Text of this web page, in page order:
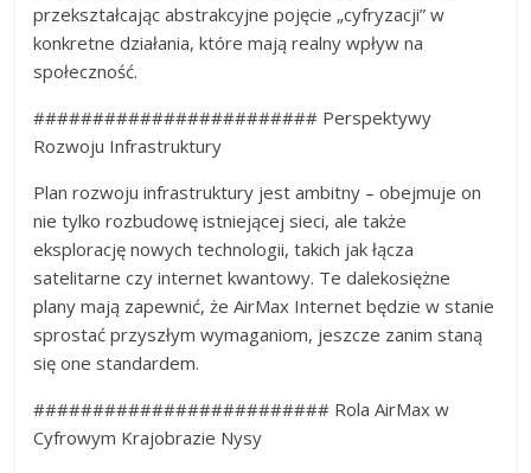
przekształcając abstrakcyjne pojęcie „cyfryzacji” w
konkretne działania, które mają realny wpływ na
społeczność.
######################## Perspektywy
Rozwoju Infrastruktury
Plan rozwoju infrastruktury jest ambitny – obejmuje on
nie tylko rozbudowę istniejącej sieci, ale także
eksplorację nowych technologii, takich jak łącza
satelitarne czy internet kwantowy. Te dalekosiężne
plany mają zapewnić, że AirMax Internet będzie w stanie
sprostać przyszłym wymaganiom, jeszcze zanim staną
się one standardem.
######################### Rola AirMax w
Cyfrowym Krajobrazie Nysy